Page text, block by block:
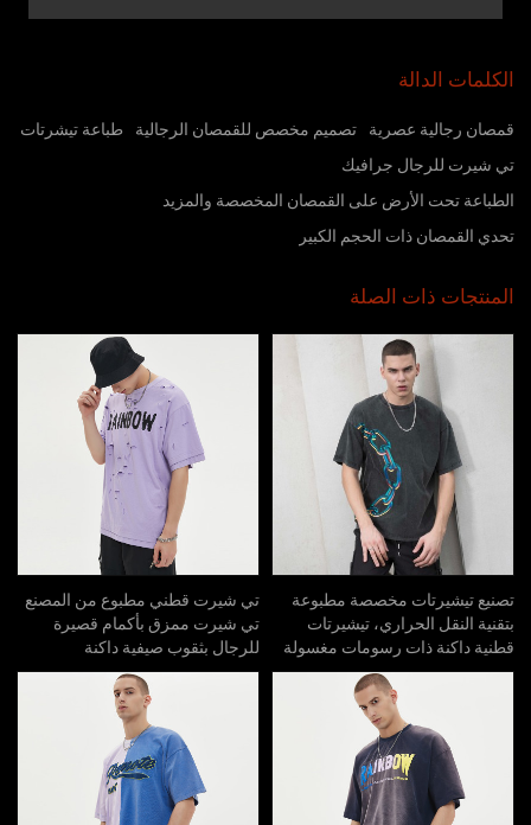
الكلمات الدالة
قمصان رجالية عصرية تصميم مخصص للقمصان الرجالية
طباعة تيشرتات
تي شيرت للرجال جرافيك
الطباعة تحت الأرض على القمصان المخصصة والمزيد
تحدي القمصان ذات الحجم الكبير
المنتجات ذات الصلة
تصنيع تيشيرتات مخصصة مطبوعة
بتقنية النقل الحراري، تيشيرتات
قطنية داكنة ذات رسومات مغسولة
تي شيرت قطني مطبوع من المصنع
تي شيرت ممزق بأكمام قصيرة
للرجال بثقوب صيفية داكنة